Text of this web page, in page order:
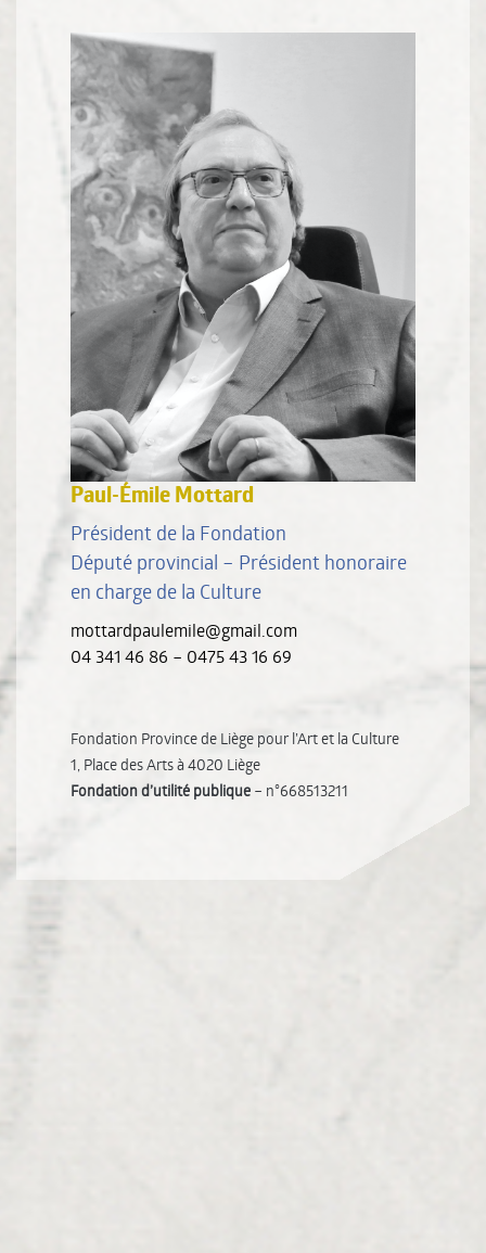
Paul-Émile Mottard
Président de la Fondation
Député provincial – Président honoraire
en charge de la Culture
mottardpaulemile@gmail.com
04 341 46 86 – 0475 43 16 69
Fondation Province de Liège pour l’Art et la Culture
1, Place des Arts à 4020 Liège
Fondation d’utilité publique – n°668513211